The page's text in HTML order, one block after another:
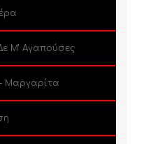
Μ’ Αγαπούσες
Μαργαρίτα